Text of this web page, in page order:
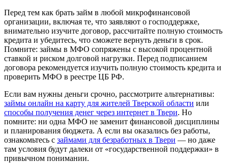
Перед тем как брать займ в любой микрофинансовой
организации, включая те, что заявляют о господдержке,
внимательно изучите договор, рассчитайте полную стоимость
кредита и убедитесь, что сможете вернуть деньги в срок.
Помните: займы в МФО сопряжены с высокой процентной
ставкой и риском долговой нагрузки. Перед подписанием
договора рекомендуется изучить полную стоимость кредита и
проверить МФО в реестре ЦБ РФ.
Если вам нужны деньги срочно, рассмотрите альтернативы:
займы онлайн на карту для жителей Тверской области или
способы получения денег через интернет в Твери. Но
помните: ни одна МФО не заменит финансовой дисциплины
и планирования бюджета. А если вы оказались без работы,
ознакомьтесь с займами для безработных в Твери — но даже
там условия будут далеки от «государственной поддержки» в
привычном понимании.